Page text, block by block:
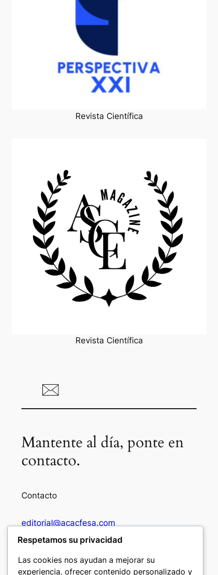
Revista Científica
Revista Científica
Mantente al día, ponte en
contacto.
Contacto
editorial@acacfesa.com
Respetamos su privacidad
Las cookies nos ayudan a mejorar su
experiencia, ofrecer contenido personalizado y